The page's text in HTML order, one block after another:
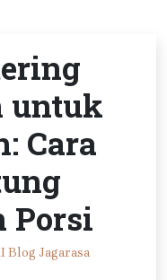
untuk
Cara
Porsi
Blog Jagarasa